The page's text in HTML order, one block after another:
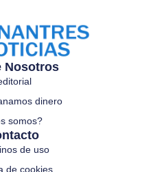
Nosotros
dinero
somos?
de uso
de cookies